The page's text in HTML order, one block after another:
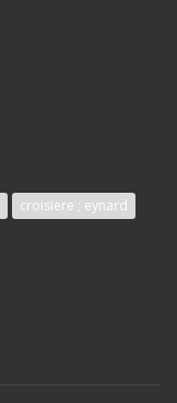
croisiere ; eynard